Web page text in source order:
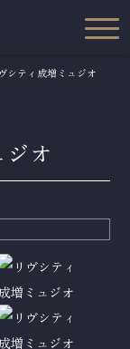
シティ成増ミュジオ
オ